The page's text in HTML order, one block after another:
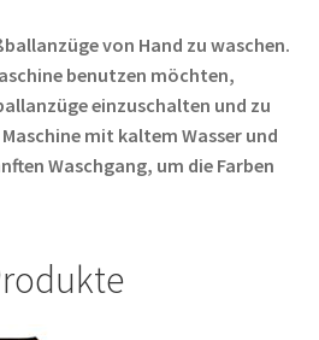
von Hand zu waschen.
benutzen möchten,
einzuschalten und zu
mit kaltem Wasser und
Waschgang, um die Farben